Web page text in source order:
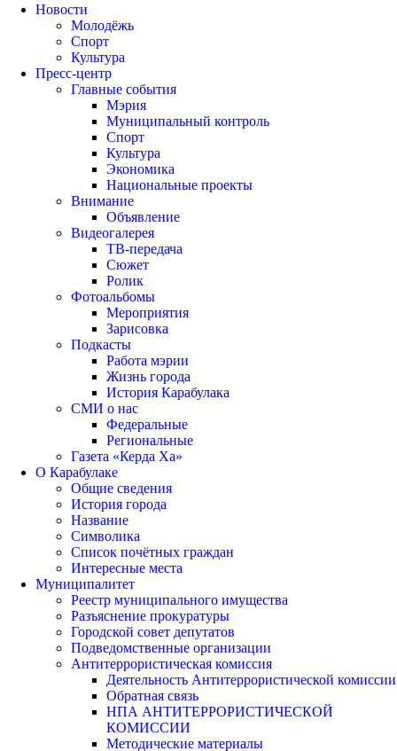
Новости
Молодёжь
Спорт
Культура
Пресс-центр
Главные события
Мэрия
Муниципальный контроль
Спорт
Культура
Экономика
Национальные проекты
Внимание
Объявление
Видеогалерея
ТВ-передача
Сюжет
Ролик
Фотоальбомы
Мероприятия
Зарисовка
Подкасты
Работа мэрии
Жизнь города
История Карабулака
СМИ о нас
Федеральные
Региональные
Газета «Керда Ха»
О Карабулаке
Общие сведения
История города
Название
Символика
Список почётных граждан
Интересные места
Муниципалитет
Реестр муниципального имущества
Разъяснение прокуратуры
Городской совет депутатов
Подведомственные организации
Антитеррористическая комиссия
Деятельность Антитеррористической комиссии
Обратная связь
НПА АНТИТЕРРОРИСТИЧЕСКОЙ
КОМИССИИ
Методические материалы